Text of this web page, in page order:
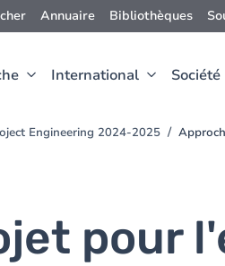
Annuaire Bibliothèques
International Société
Engineering 2024-2025
pour